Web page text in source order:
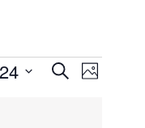
Events
SearchEvent
Views
Photo